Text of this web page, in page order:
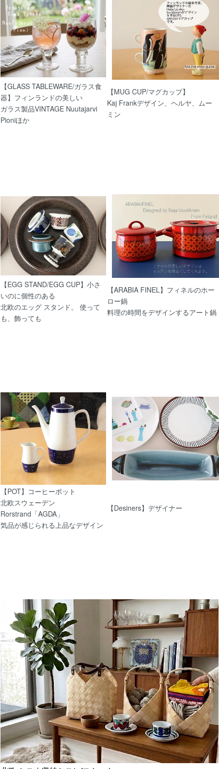
4/11
【北欧 雑貨/北欧 食器】ARABIAアラビア
片手鍋
3/18
【北欧 雑貨/北欧 生地】北欧ヴィンテージフ
PRINTEX「TAMARA」マイヤイソラ
2/24
【北欧 雑貨/北欧 食器】アラビアsaara（サー
1/30
【北欧 雑貨/北欧 食器】グスタフスベリ
グ・リンドベリ）
1/29
【北欧 雑貨/かご】エストニアの木のバスケッ
【北欧 雑貨/北欧 インテリア】建築ポスター
邸
1/21
【北欧 雑貨/かご】エストニアの手づくりかご
1/20
【GLASS TABLEWARE/ガラス食
器】フィンランドの美しい
ガラス製品VINTAGE Nuutajarvi
Pioniほか
【MUG CUP/マグカップ】
Kaj Frankデザイン、ヘルヤ、ムー
ミン
【EGG STAND/EGG CUP】小さ
いのに個性のある
北欧のエッグ スタンド。 使って
も、飾っても
【ARABIA FINEL】フィネルのホー
ロー鍋
料理の時間をデザインするアート鍋
【POT】コーヒーポット
北欧スウェーデン
Rorstrand「AGDA」
気品が感じられる上品なデザイン
【Desiners】デザイナー